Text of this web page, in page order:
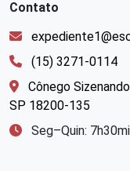
Contato
(15) 3271-0114
Cônego
SP 18200-135
Seg–Quin: